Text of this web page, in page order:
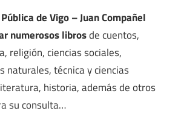
de Vigo – Juan Compañel
numerosos librosde cuentos,
religión, ciencias sociales,
naturales, técnica y ciencias
historia, además de otros
su consulta…